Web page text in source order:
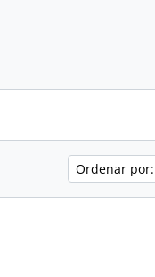
Ordenar